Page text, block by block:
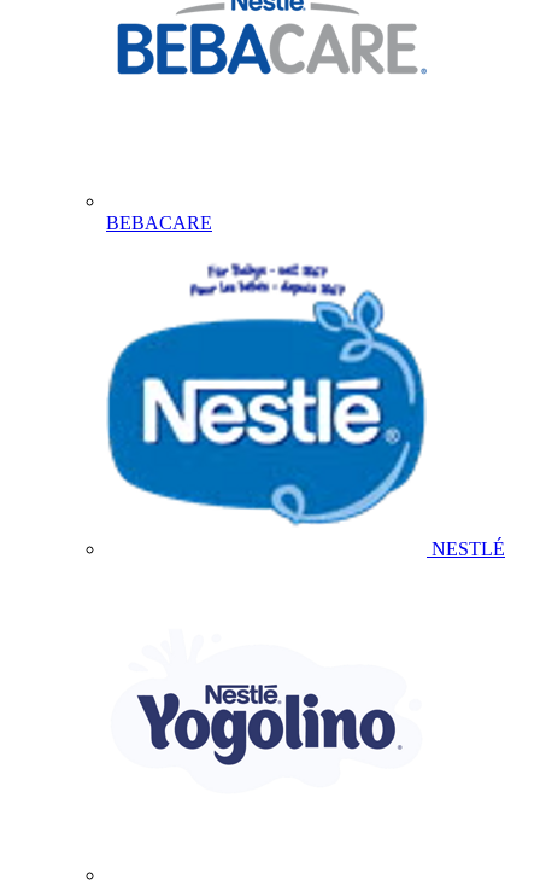
BEBACARE
NESTLÉ